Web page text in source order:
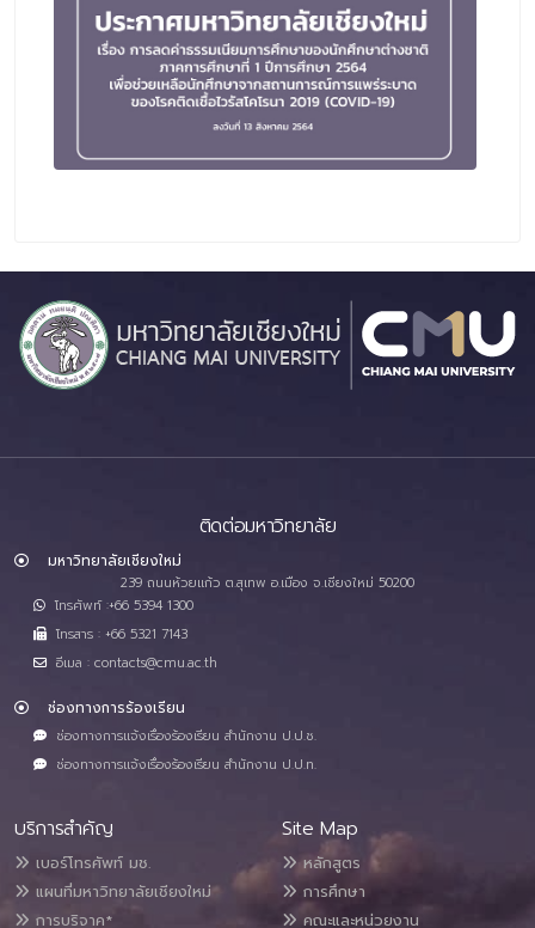
ติดต่อมหาวิทยาลัย
มหาวิทยาลัยเชียงใหม่
239 ถนนห้วยแก้ว ต.สุเทพ อ.เมือง จ.เชียงใหม่ 50200
โทรศัพท์ :+66 5394 1300
โทรสาร : +66 5321 7143
อีเมล : contacts@cmu.ac.th
ช่องทางการร้องเรียน
ช่องทางการแจ้งเรื่องร้องเรียน สำนักงาน ป.ป.ช.
ช่องทางการแจ้งเรื่องร้องเรียน สำนักงาน ป.ป.ท.
บริการสำคัญ
เบอร์โทรศัพท์ มช.
แผนที่มหาวิทยาลัยเชียงใหม่
การบริจาค*
Site Map
หลักสูตร
การศึกษา
คณะและหน่วยงาน